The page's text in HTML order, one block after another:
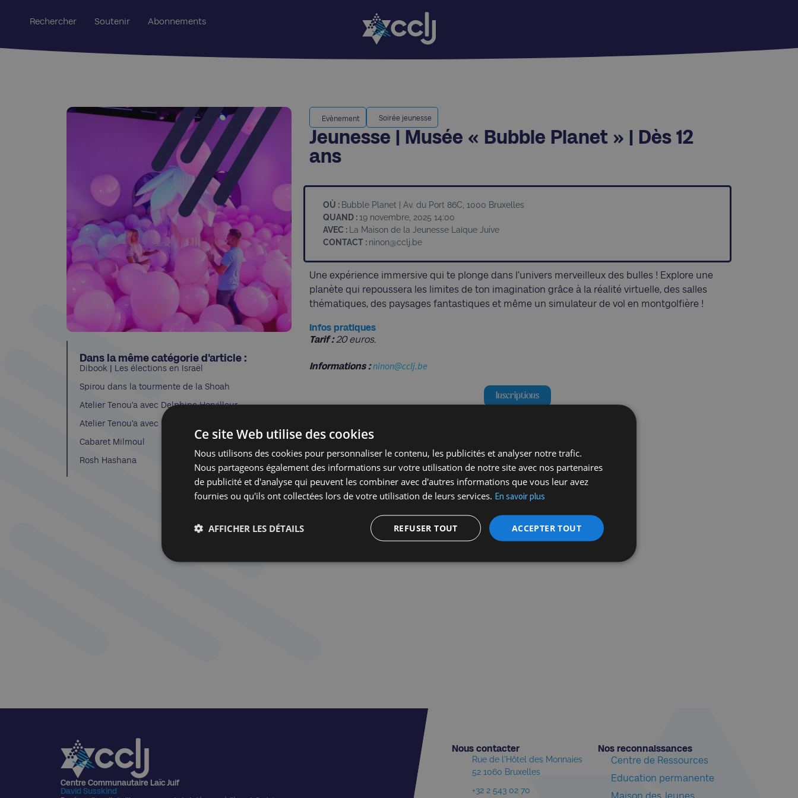
Rechercher Soutenir Abonnements
Dans la même catégorie d'article :
Dibook | Les élections en Israël
Spirou dans la tourmente de la Shoah
Atelier Tenou’a avec Delphine Horvilleur
Atelier Tenou’a avec Delphine Horvilleur
Cabaret Milmoul
Rosh Hashana
Evènement Soirée jeunesse
Jeunesse | Musée « Bubble Planet » | Dès 12
ans
OÙ : Bubble Planet | Av. du Port 86C, 1000 Bruxelles
QUAND :19 novembre, 2025 14:00
AVEC :
La Maison de la Jeunesse Laïque Juive
CONTACT : ninon@cclj.be
Une expérience immersive qui te plonge dans l’univers merveilleux des bulles ! Explore une
planète qui repoussera les limites de ton imagination grâce à la réalité virtuelle, des salles
thématiques, des paysages fantastiques et même un simulateur de vol en montgolfière !
Infos pratiques
Tarif :20 euros.
Informations :ninon@cclj.be
Inscriptions
Centre Communautaire Laïc Juif
David Susskind
Nous contacter​
Rue de l'Hôtel des Monnaies
52 1060 Bruxelles
+32 2 543 02 70
Nos reconnaissances​
Centre de Ressources
Education permanente
Maison des Jeunes
Ce site Web utilise des cookies
Nous utilisons des cookies pour personnaliser le contenu, les publicités et analyser notre trafic.
Nous partageons également des informations sur votre utilisation de notre site avec nos partenaires
de publicité et d'analyse qui peuvent les combiner avec d'autres informations que vous leur avez
fournies ou qu'ils ont collectées lors de votre utilisation de leurs services. En savoir plus
ACCEPTER TOUT
REFUSER TOUT
AFFICHER LES DÉTAILS